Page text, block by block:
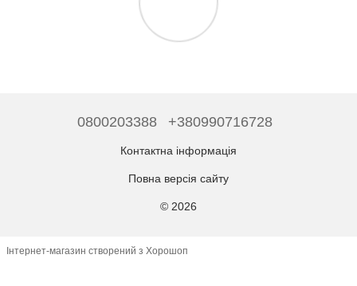
0800203388 +380990716728
Контактна інформація
Повна версія сайту
© 2026
Інтернет-магазин створений з Хорошоп